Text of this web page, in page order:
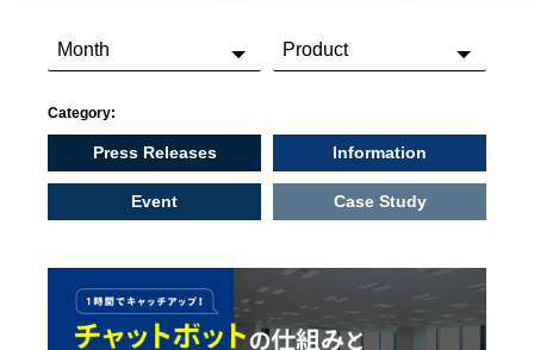
Category:
Press Releases Information
Event Case Study